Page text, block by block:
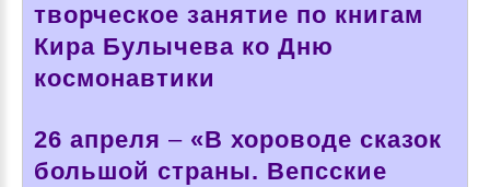
творческое занятие по книгам
Кира Булычева ко Дню
космонавтики
26 апреля – «В хороводе сказок
большой страны. Вепсские